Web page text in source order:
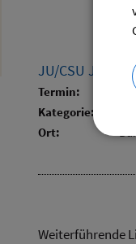
JU/CSU
Termin:
Kategorie:
Ort:
Weiterführende